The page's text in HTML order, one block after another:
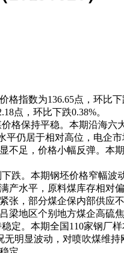
数为136.65点，环比下
点，环比下跌0.38%。
格保持平稳。本期沿海六
平仍居于相对高位，电企
不足，价格小幅反弹。
跌。本期钢坯价格窄幅
产水平，原料煤库存相
张，部分煤企保内部供
地区个别地方煤企高硫
定。本期全国110家钢厂
无明显波动，对喷吹煤